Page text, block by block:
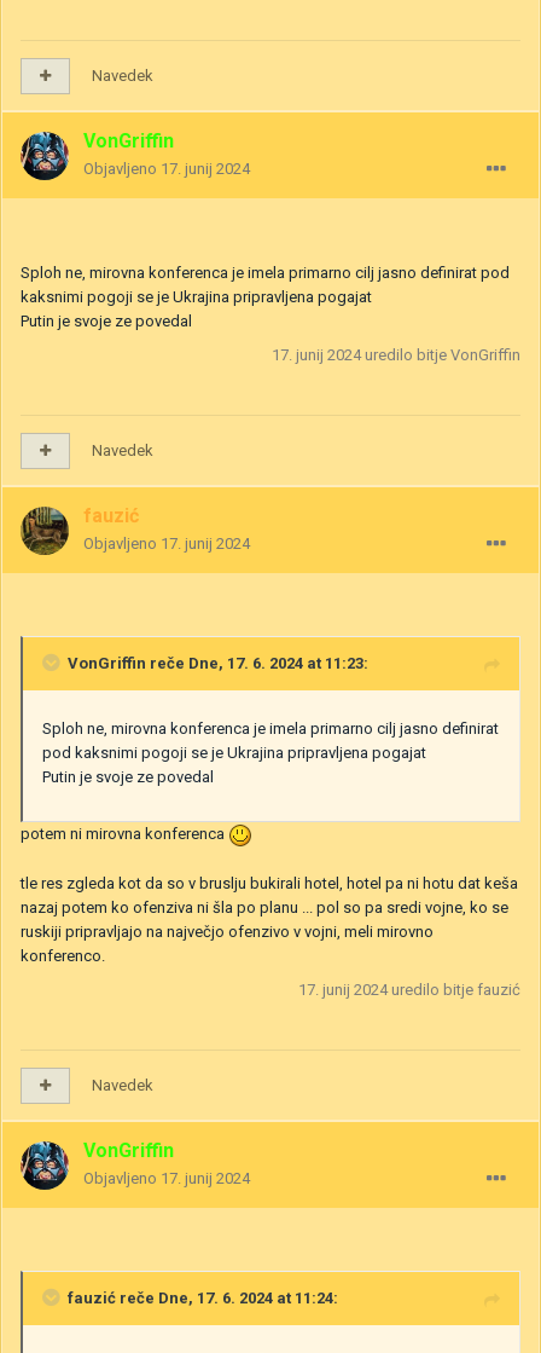
Navedek
VonGriffin
Objavljeno 17. junij 2024
Sploh ne, mirovna konferenca je imela primarno cilj jasno definirat pod
kaksnimi pogoji se je Ukrajina pripravljena pogajat
Putin je svoje ze povedal
17. junij 2024uredilo bitje VonGriffin
Navedek
fauzić
Objavljeno 17. junij 2024
VonGriffin reče Dne, 17. 6. 2024 at 11:23:
Sploh ne, mirovna konferenca je imela primarno cilj jasno definirat
pod kaksnimi pogoji se je Ukrajina pripravljena pogajat
Putin je svoje ze povedal
potem ni mirovna konferenca
tle res zgleda kot da so v bruslju bukirali hotel, hotel pa ni hotu dat keša
nazaj potem ko ofenziva ni šla po planu ... pol so pa sredi vojne, ko se
ruskiji pripravljajo na največjo ofenzivo v vojni, meli mirovno
konferenco.
17. junij 2024uredilo bitje fauzić
Navedek
VonGriffin
Objavljeno 17. junij 2024
fauzić reče Dne, 17. 6. 2024 at 11:24: